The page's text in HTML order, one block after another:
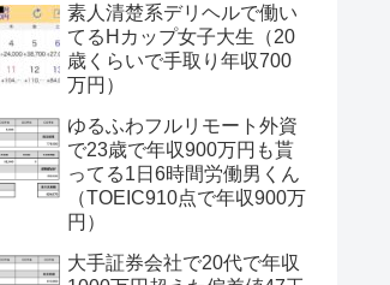
素人清楚系デリヘルで働い
てるHカップ女子大生（20
歳くらいで手取り年収700
万円）
ゆるふわフルリモート外資
で23歳で年収900万円も貰
ってる1日6時間労働男くん
（TOEIC910点で年収900万
円）
大手証券会社で20代で年収